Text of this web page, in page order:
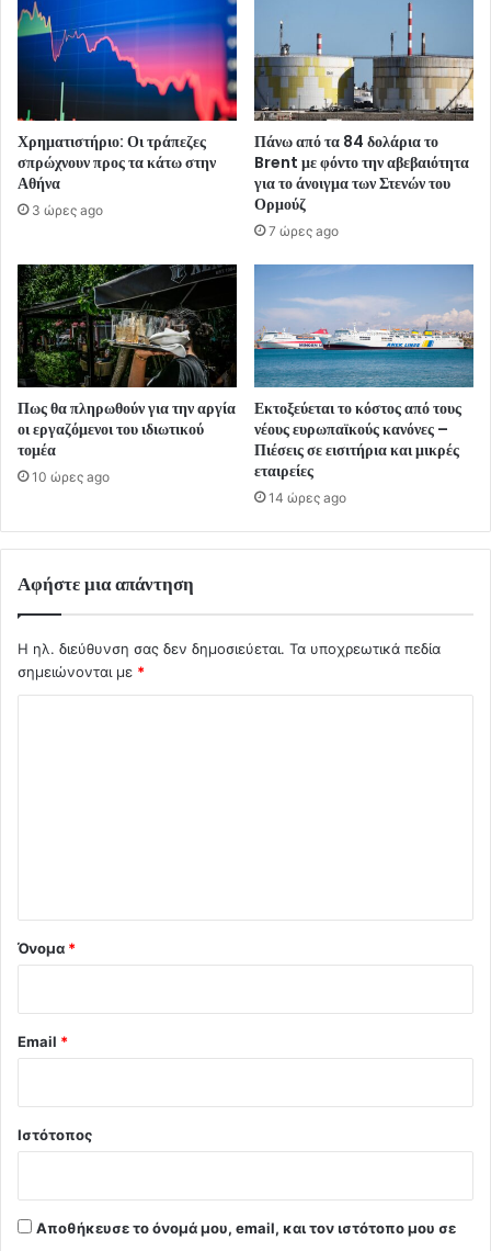
Χρηματιστήριο: Οι τράπεζες
σπρώχνουν προς τα κάτω στην
Αθήνα
3 ώρες ago
Πάνω από τα 84 δολάρια το
Brent με φόντο την αβεβαιότητα
για το άνοιγμα των Στενών του
Ορμούζ
7 ώρες ago
Πως θα πληρωθούν για την αργία
οι εργαζόμενοι του ιδιωτικού
τομέα
10 ώρες ago
Εκτοξεύεται το κόστος από τους
νέους ευρωπαϊκούς κανόνες –
Πιέσεις σε εισιτήρια και μικρές
εταιρείες
14 ώρες ago
Αφήστε μια απάντηση
Η ηλ. διεύθυνση σας δεν δημοσιεύεται. Τα υποχρεωτικά πεδία
σημειώνονται με *
Όνομα *
Email *
Ιστότοπος
Αποθήκευσε το όνομά μου, email, και τον ιστότοπο μου σε